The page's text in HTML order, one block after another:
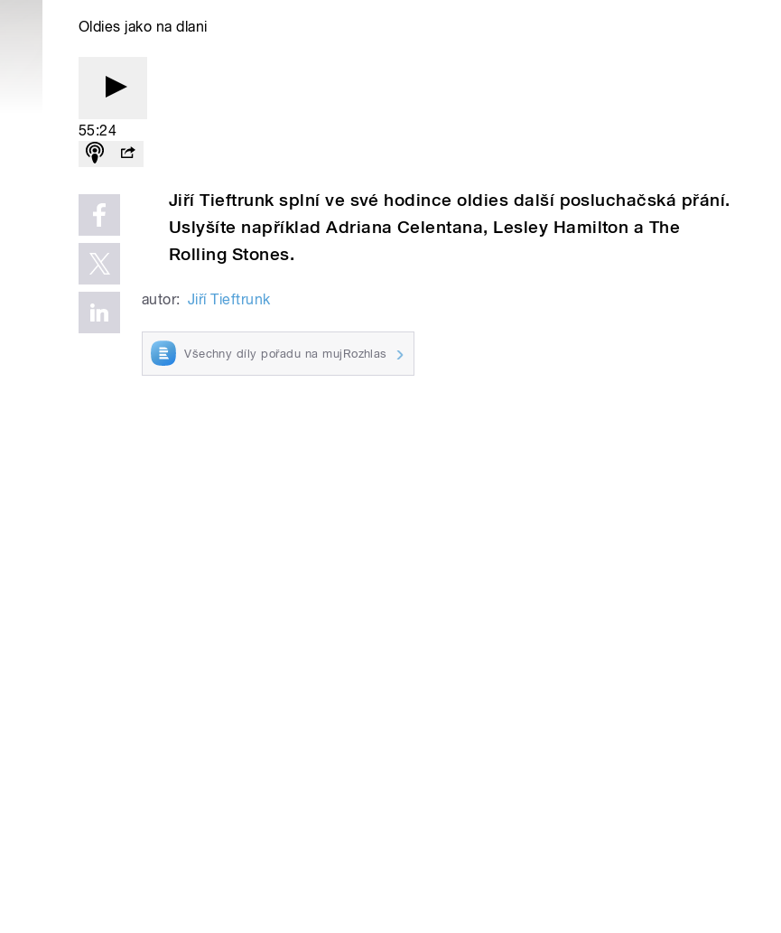
Oldies jako na dlani
55:24
Jiří Tieftrunk splní ve své hodince oldies další posluchačská přání.
Uslyšíte například Adriana Celentana, Lesley Hamilton a The
Rolling Stones.
autor: Jiří Tieftrunk
Všechny díly pořadu na mujRozhlas